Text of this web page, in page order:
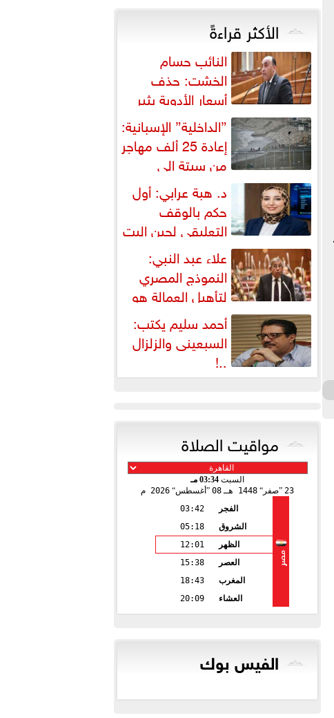
السنين
الأكثر قراءةً
النائب حسام
الخشت: حذف
أسعار الأدوية يثير
إشكالية دستورية ويهدد حق
المواطن...
”الداخلية” الإسبانية:
إعادة 25 ألف مهاجر
من سبتة إلى
المغرب... وارتفاع حصيلة...
د. هبة عرابي: أول
حكم بالوقف
التعليقي لحين البت
في الطعن على... علاء عبد النبي:
النموذج المصري
لتأهيل العمالة هو
البديل العملي والأمثل لأزمات...
أحمد سليم يكتب:
السبعينى والزلزال
..!
مواقيت الصلاة
السبت 03:34 مـ
23 صفر 1448 هـ 08 أغسطس 2026 م
مصر
الفجر
03:42
الشروق
05:18
الظهر
12:01
العصر
15:38
المغرب
18:43
العشاء
20:09
الفيس بوك